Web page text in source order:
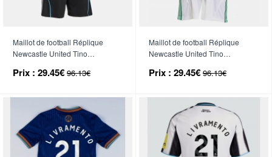
Maillot de football Réplique
Newcastle United Tino
2025-26 Manche Courte (+
Prix : 29.45€ 96.13€
Maillot de football Réplique
Newcastle United Tino
2025-26 Manche Courte (+
Prix : 29.45€ 96.13€